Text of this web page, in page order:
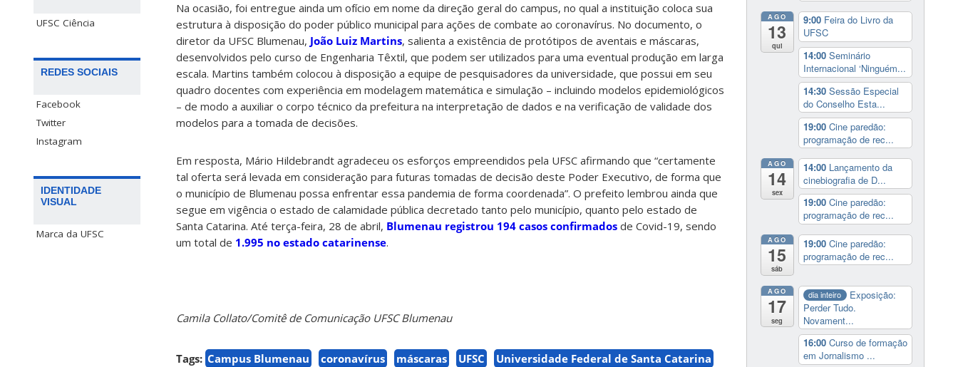
UFSC Ciência
REDES SOCIAIS
Facebook
Twitter
Instagram
IDENTIDADE
VISUAL
Marca da UFSC
Na ocasião, foi entregue ainda um ofício em nome da direção geral do campus, no qual a instituição coloca sua
estrutura à disposição do poder público municipal para ações de combate ao coronavírus. No documento, o
diretor da UFSC Blumenau, João Luiz Martins, salienta a existência de protótipos de aventais e máscaras,
desenvolvidos pelo curso de Engenharia Têxtil, que podem ser utilizados para uma eventual produção em larga
escala. Martins também colocou à disposição a equipe de pesquisadores da universidade, que possui em seu
quadro docentes com experiência em modelagem matemática e simulação – incluindo modelos epidemiológicos
– de modo a auxiliar o corpo técnico da prefeitura na interpretação de dados e na verificação de validade dos
modelos para a tomada de decisões.
Em resposta, Mário Hildebrandt agradeceu os esforços empreendidos pela UFSC afirmando que “certamente
tal oferta será levada em consideração para futuras tomadas de decisão deste Poder Executivo, de forma que
o município de Blumenau possa enfrentar essa pandemia de forma coordenada”. O prefeito lembrou ainda que
segue em vigência o estado de calamidade pública decretado tanto pelo município, quanto pelo estado de
Santa Catarina. Até terça-feira, 28 de abril, Blumenau registrou 194 casos confirmados de Covid-19, sendo
um total de 1.995 no estado catarinense.
Camila Collato/Comitê de Comunicação UFSC Blumenau
Tags: Campus Blumenau coronavírus máscaras UFSC Universidade Federal de Santa Catarina
AGO
13
qui
9:00 Feira do Livro da
UFSC
14:00 Seminário
Internacional ‘Ninguém...
14:30 Sessão Especial
do Conselho Esta...
19:00 Cine paredão:
programação de rec...
AGO
14
sex
14:00 Lançamento da
cinebiografia de D...
19:00 Cine paredão:
programação de rec...
AGO
15
sáb
19:00 Cine paredão:
programação de rec...
AGO
17
seg
dia inteiro
Exposição:
Perder Tudo.
Novament...
16:00 Curso de formação
em Jornalismo ...